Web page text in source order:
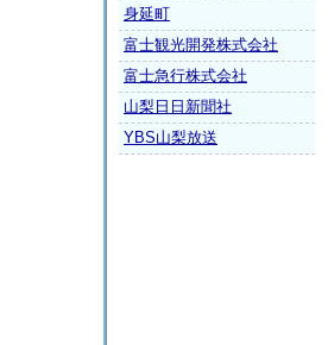
身延町
富士観光開発株式会社
富士急行株式会社
山梨日日新聞社
YBS山梨放送